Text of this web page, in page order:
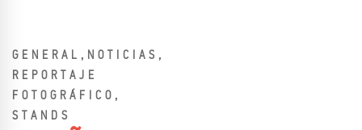
GENERAL , NOTICIAS ,
REPORTAJE
FOTOGRÁFICO ,
STANDS